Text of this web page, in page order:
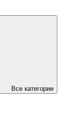
Все категории